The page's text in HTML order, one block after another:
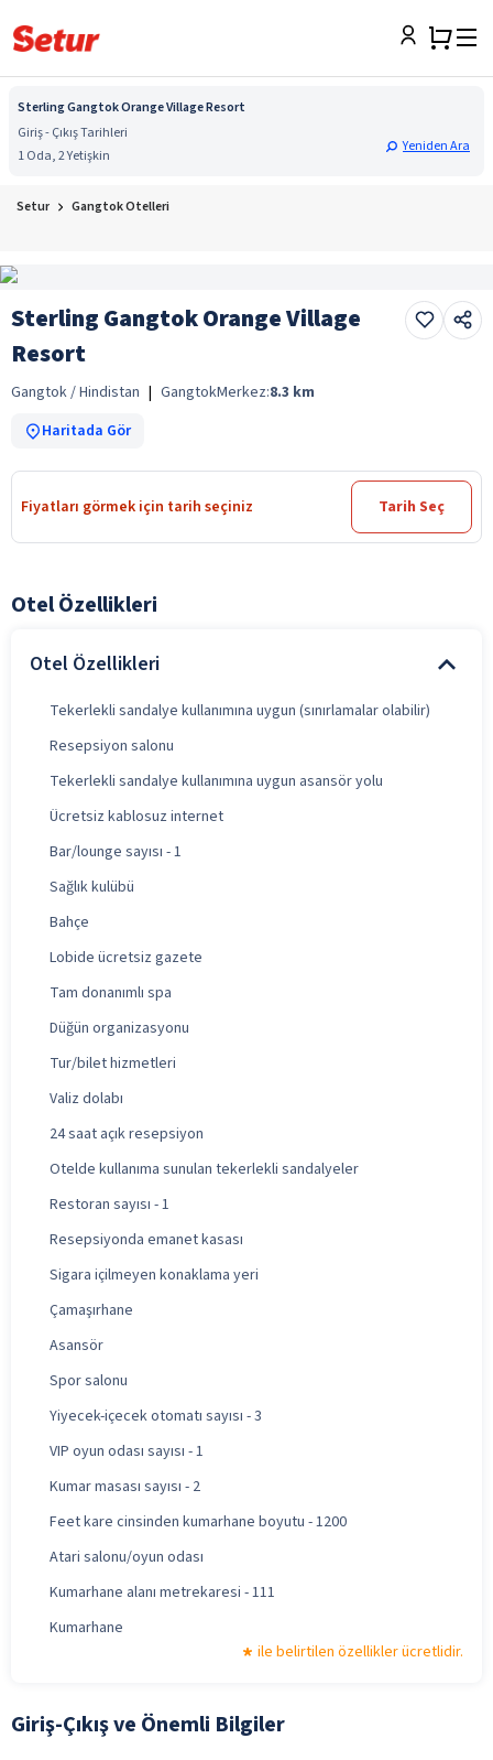
Sterling Gangtok Orange Village Resort
Giriş - Çıkış Tarihleri
1 Oda, 2 Yetişkin
Yeniden Ara
Setur Gangtok Otelleri
Sterling Gangtok Orange Village
Resort
Gangtok / Hindistan | GangtokMerkez:8.3 km
Haritada Gör
Fiyatları görmek için tarih seçiniz Tarih Seç
Otel Özellikleri
Otel Özellikleri
Tekerlekli sandalye kullanımına uygun (sınırlamalar olabilir)
Resepsiyon salonu
Tekerlekli sandalye kullanımına uygun asansör yolu
Ücretsiz kablosuz internet
Bar/lounge sayısı - 1
Sağlık kulübü
Bahçe
Lobide ücretsiz gazete
Tam donanımlı spa
Düğün organizasyonu
Tur/bilet hizmetleri
Valiz dolabı
24 saat açık resepsiyon
Otelde kullanıma sunulan tekerlekli sandalyeler
Restoran sayısı - 1
Resepsiyonda emanet kasası
Sigara içilmeyen konaklama yeri
Çamaşırhane
Asansör
Spor salonu
Yiyecek-içecek otomatı sayısı - 3
VIP oyun odası sayısı - 1
Kumar masası sayısı - 2
Feet kare cinsinden kumarhane boyutu - 1200
Atari salonu/oyun odası
Kumarhane alanı metrekaresi - 111
Kumarhane
ile belirtilen özellikler ücretlidir.
Giriş-Çıkış ve Önemli Bilgiler